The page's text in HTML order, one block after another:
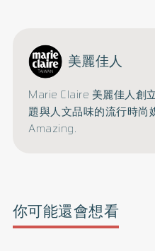
美麗佳人
Marie Claire 美麗佳人創
題與人文品味的流行時
Amazing.
你可能還會想看